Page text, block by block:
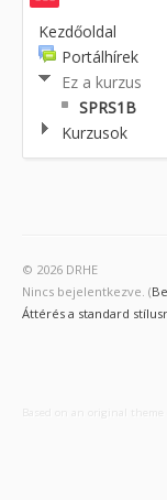
Kezdőoldal
Portálhírek
Ez a kurzus
SPRS1B
Kurzusok
© 2026 DRHE
Nincs bejelentkezve. (
Áttérés a standard